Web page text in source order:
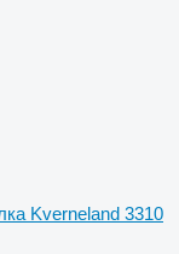
Kverneland 3310